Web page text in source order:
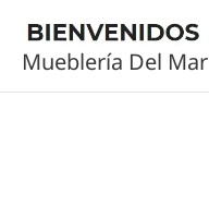
contenido
Mueblería Del Mar